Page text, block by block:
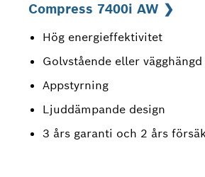
Compress 7400i AW ❯
Hög energieffektivitet
Golvstående eller
Appstyrning
Ljuddämpande design
3 års garanti och 2 års